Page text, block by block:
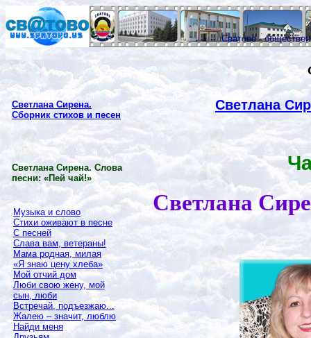
Сватово -
Светлана Сирена.
Сборник стихов и песен
Светлана Сирена. Слова
песни: «Пей чай!»
Музыка и слово
Стихи оживают в песне
С песней
Слава вам, ветераны!
Мама родная, милая
«Я знаю цену хлеба»
Мой отчий дом
Люби свою жену, мой
сын, люби
Встречай, подъезжаю...
Жалею – значит, люблю
Найди меня
Светлана
Светлана